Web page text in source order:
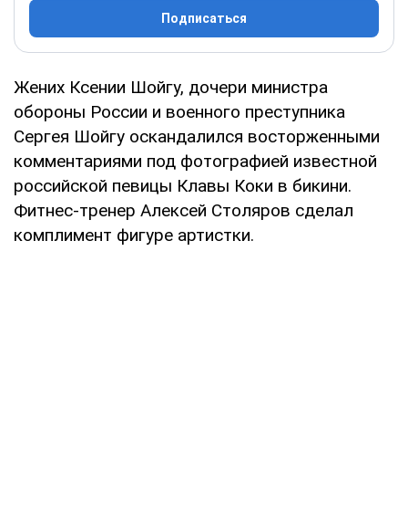
Подписаться
Жених Ксении Шойгу, дочери министра
обороны России и военного преступника
Сергея Шойгу оскандалился восторженными
комментариями под фотографией известной
российской певицы Клавы Коки в бикини.
Фитнес-тренер Алексей Столяров сделал
комплимент фигуре артистки.